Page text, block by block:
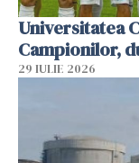
Universitatea
Campionilor,
29 IULIE 2026